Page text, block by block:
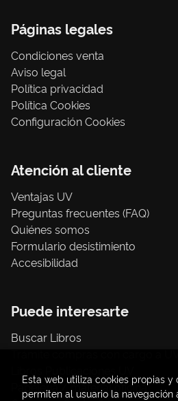
Páginas legales
Condiciones venta
Aviso legal
Política privacidad
Política Cookies
Configuración Cookies
Atención al cliente
Ventajas UV
Preguntas frecuentes (FAQ)
Quiénes somos
Formulario desistimiento
Accesibilidad
Puede interesarte
Buscar Libros
Papelería / material oficina
Esta web utiliza cookies propias y
permiten al usuario la navegación